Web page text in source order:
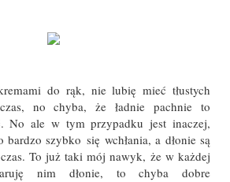
do rąk, nie lubię mieć tłustych
no chyba, że ładnie pachnie to
No ale w tym przypadku jest inaczej,
bardzo szybko się wchłania, a dłonie są
To już taki mój nawyk, że w każdej
nim dłonie, to chyba dobre